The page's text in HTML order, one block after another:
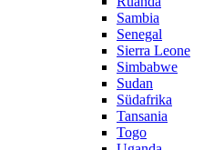
Sambia
Senegal
Sierra Leone
Simbabwe
Sudan
Südafrika
Tansania
Togo